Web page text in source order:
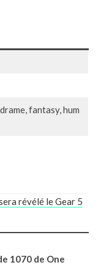
fantasy, hum
révélé le Gear 5
1070 de One